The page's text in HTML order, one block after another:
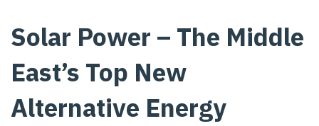
Solar Power – The Middle
East’s Top New
Alternative Energy